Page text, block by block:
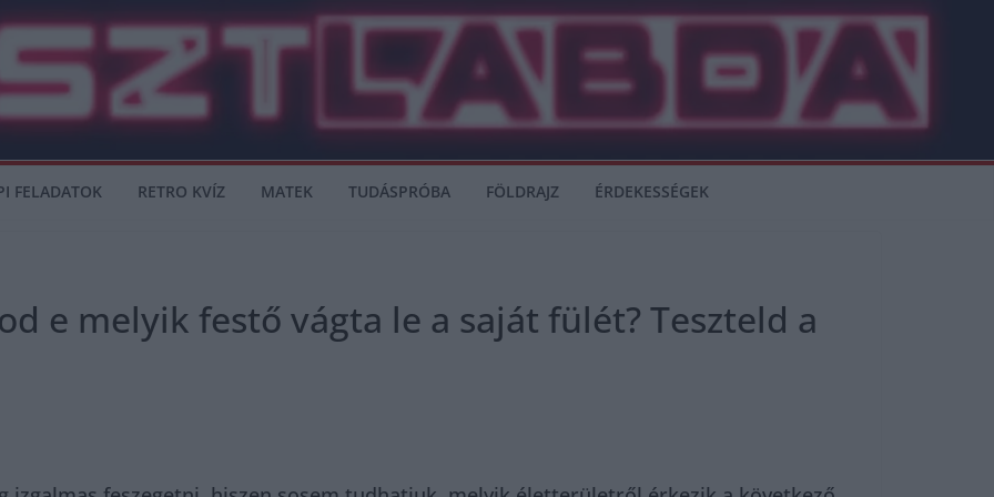
FELADATOK RETRO KVÍZ MATEK TUDÁSPRÓBA FÖLDRAJZ ÉRDEKESSÉGEK
e melyik festő vágta le a saját fülét? Teszteld a